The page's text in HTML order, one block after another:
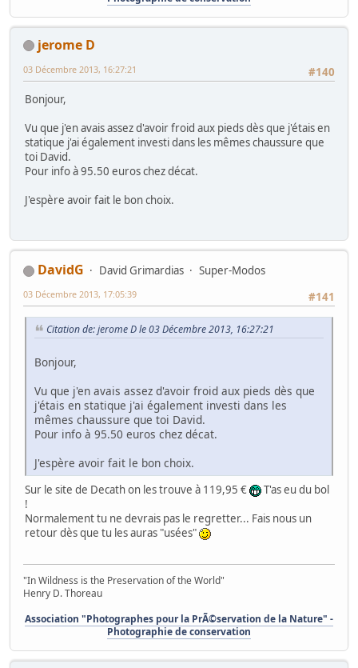
jerome D
#140
03 Décembre 2013, 16:27:21
Bonjour,
Vu que j'en avais assez d'avoir froid aux pieds dès que j'étais en
statique j'ai également investi dans les mêmes chaussure que
toi David.
Pour info à 95.50 euros chez décat.
J'espère avoir fait le bon choix.
DavidG David Grimardias
Super-Modos
#141
03 Décembre 2013, 17:05:39
Citation de: jerome D le 03 Décembre 2013, 16:27:21
Bonjour,
Vu que j'en avais assez d'avoir froid aux pieds dès que
j'étais en statique j'ai également investi dans les
mêmes chaussure que toi David.
Pour info à 95.50 euros chez décat.
J'espère avoir fait le bon choix.
Sur le site de Decath on les trouve à 119,95 €
T'as eu du bol
!
Normalement tu ne devrais pas le regretter... Fais nous un
retour dès que tu les auras "usées"
"In Wildness is the Preservation of the World"
Henry D. Thoreau
Association "Photographes pour la PrÃ©servation de la Nature" -
Photographie de conservation